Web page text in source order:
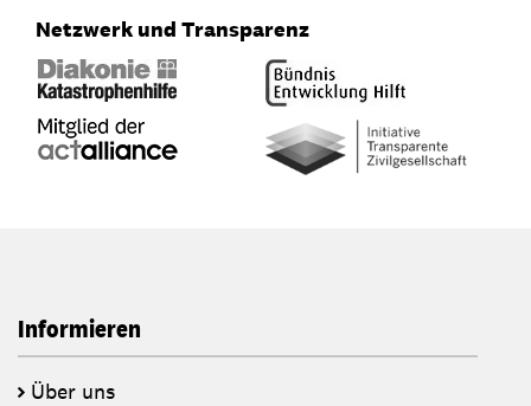
Netzwerk und Transparenz
Informieren
Über uns